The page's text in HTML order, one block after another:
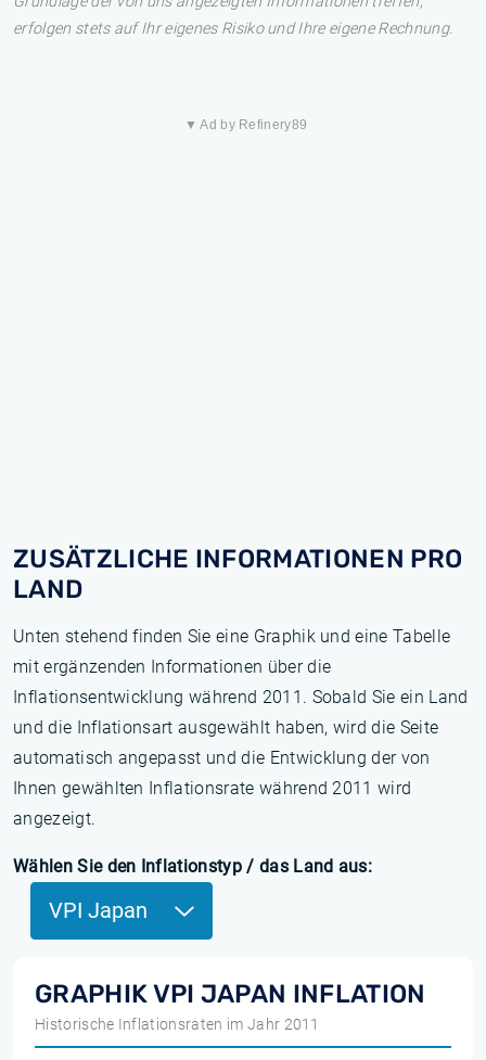
erfolgen stets auf Ihr eigenes Risiko und Ihre eigene Rechnung.
▼ Ad by Refinery89
ZUSÄTZLICHE INFORMATIONEN PRO
LAND
Unten stehend finden Sie eine Graphik und eine Tabelle
mit ergänzenden Informationen über die
Inflationsentwicklung während 2011. Sobald Sie ein Land
und die Inflationsart ausgewählt haben, wird die Seite
automatisch angepasst und die Entwicklung der von
Ihnen gewählten Inflationsrate während 2011 wird
angezeigt.
Wählen Sie den Inflationstyp / das Land aus:
VPI Japan
GRAPHIK VPI JAPAN INFLATION
Historische Inflationsraten im Jahr 2011